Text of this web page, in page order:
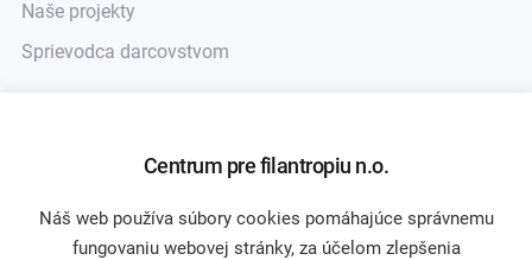
Naše projekty
Sprievodca darcovstvom
Občianska spoločnosť
Publikácie a mediálne výstupy
Centrum pre filantropiu n.o.
Náš web používa súbory cookies pomáhajúce správnemu
fungovaniu webovej stránky, za účelom zlepšenia